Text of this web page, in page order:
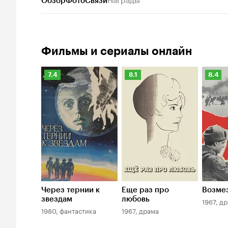
Фильмы и сериалы онлайн
Рейтинг
Кинопоиска
7.4
7.4
Через тернии к
звездам
1980, фантастика
Рейтинг
Кинопоиска
8.1
8.1
Еще раз про
любовь
1967, драма
8.4
8.4
1967,